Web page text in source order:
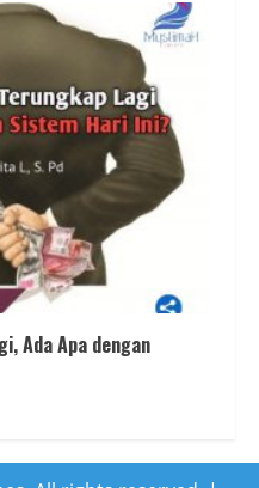
Ada Apa dengan